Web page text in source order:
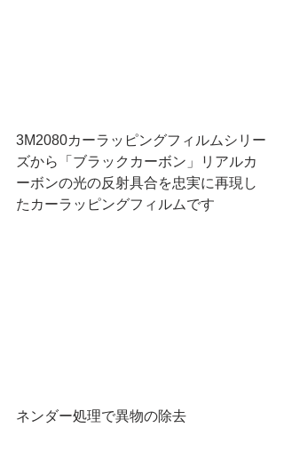
3M2080カーラッピングフィルムシリー
ズから「ブラックカーボン」リアルカ
ーボンの光の反射具合を忠実に再現し
たカーラッピングフィルムです
ネンダー処理で異物の除去